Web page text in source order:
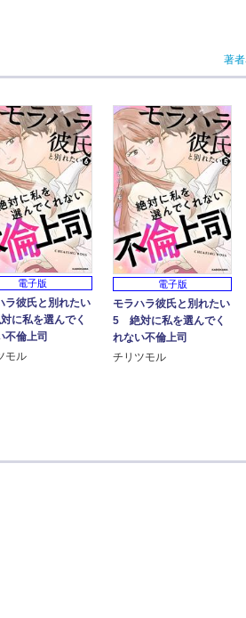
著
電子版
ラ彼氏と別れたい
に私を選んでく
不倫上司
モル
電子版
モラハラ彼氏と別れたい
5 絶対に私を選んでく
れない不倫上司
チリツモル